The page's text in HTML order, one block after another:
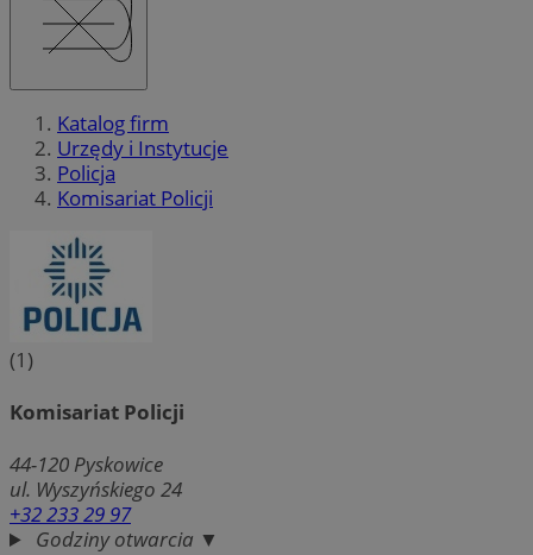
Katalog firm
Urzędy i Instytucje
Policja
Komisariat Policji
(1)
Komisariat Policji
44-120 Pyskowice
ul. Wyszyńskiego 24
+32 233 29 97
Godziny otwarcia ▼